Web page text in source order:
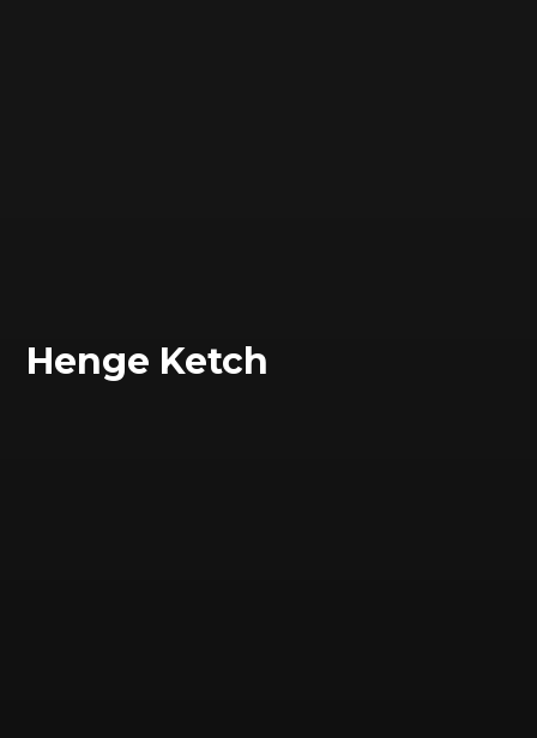
Henge Ketch